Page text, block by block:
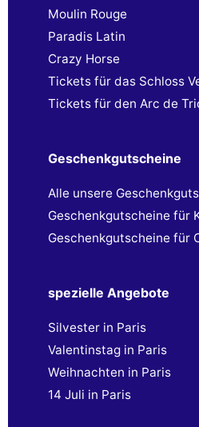
Moulin Rouge
Paradis Latin
Crazy Horse
Tickets für das Schloss
Tickets für den Arc de
Geschenkgutscheine
Alle unsere
Geschenkgutscheine für
Geschenkgutscheine für
spezielle Angebote
Silvester in Paris
Valentinstag in Paris
Weihnachten in Paris
14 Juli in Paris